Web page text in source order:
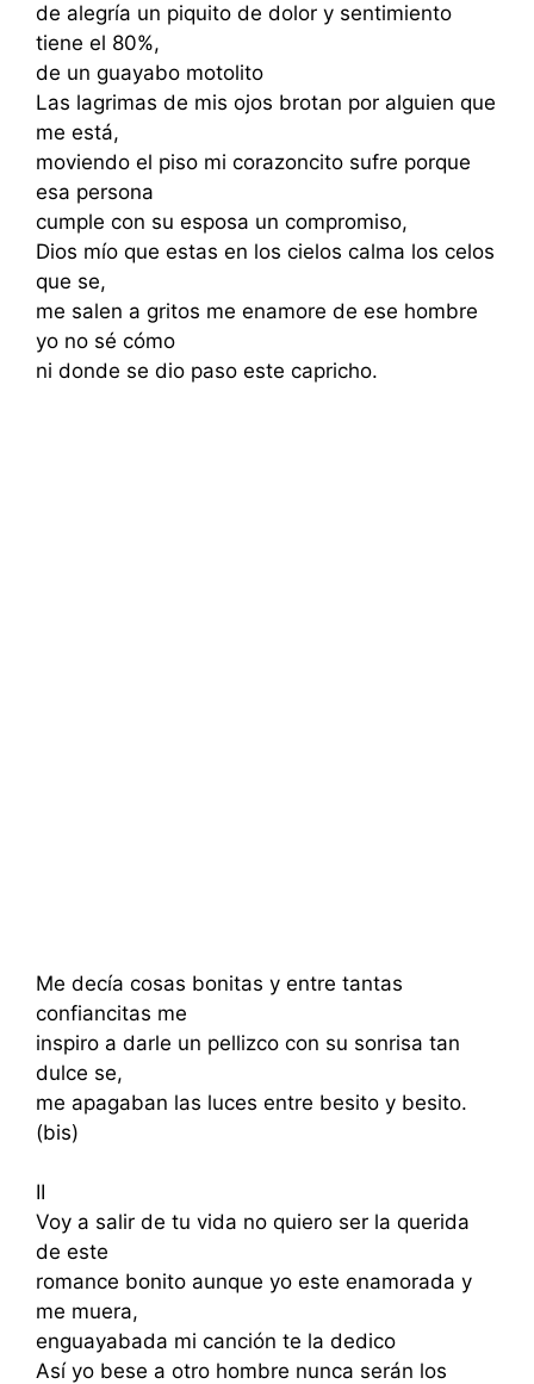
de alegría un piquito de dolor y sentimiento
tiene el 80%,
de un guayabo motolito
Las lagrimas de mis ojos brotan por alguien que
me está,
moviendo el piso mi corazoncito sufre porque
esa persona
cumple con su esposa un compromiso,
Dios mío que estas en los cielos calma los celos
que se,
me salen a gritos me enamore de ese hombre
yo no sé cómo
ni donde se dio paso este capricho.
Me decía cosas bonitas y entre tantas
confiancitas me
inspiro a darle un pellizco con su sonrisa tan
dulce se,
me apagaban las luces entre besito y besito.
(bis)
II
Voy a salir de tu vida no quiero ser la querida
de este
romance bonito aunque yo este enamorada y
me muera,
enguayabada mi canción te la dedico
Así yo bese a otro hombre nunca serán los